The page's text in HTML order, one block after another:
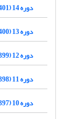
دوره 14 (1401)
دوره 13 (1400)
دوره 12 (1399)
دوره 11 (1398)
دوره 10 (1397)